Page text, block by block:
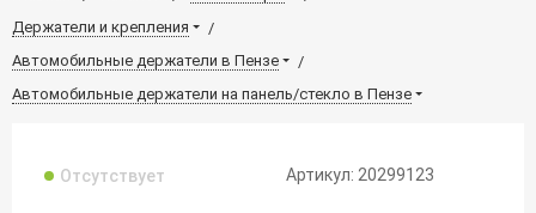
Держатели и крепления
Автомобильные держатели в Пензе
Автомобильные держатели на панель/стекло в Пензе
Отсутствует Артикул: 20299123